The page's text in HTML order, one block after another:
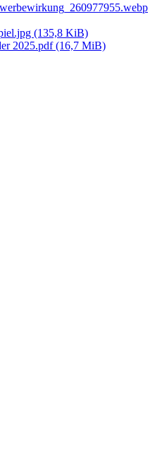
(135,8 KiB)
2025.pdf(16,7 MiB)